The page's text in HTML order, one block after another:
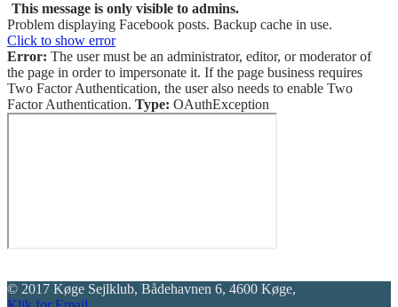
This message is only visible to admins.
Problem displaying Facebook posts. Backup cache in use.
Click to show error
Error: The user must be an administrator, editor, or moderator of
the page in order to impersonate it. If the page business requires
Two Factor Authentication, the user also needs to enable Two
Factor Authentication. Type: OAuthException
© 2017 Køge Sejlklub, Bådehavnen 6, 4600 Køge,